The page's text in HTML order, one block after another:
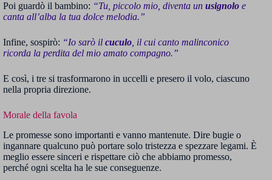
Poi guardò il bambino: “Tu, piccolo mio, diventa un usignolo e
canta all’alba la tua dolce melodia.”
Infine, sospirò: “Io sarò il cuculo, il cui canto malinconico
ricorda la perdita del mio amato compagno.”
E così, i tre si trasformarono in uccelli e presero il volo, ciascuno
nella propria direzione.
Morale della favola
Le promesse sono importanti e vanno mantenute. Dire bugie o
ingannare qualcuno può portare solo tristezza e spezzare legami. È
meglio essere sinceri e rispettare ciò che abbiamo promesso,
perché ogni scelta ha le sue conseguenze.